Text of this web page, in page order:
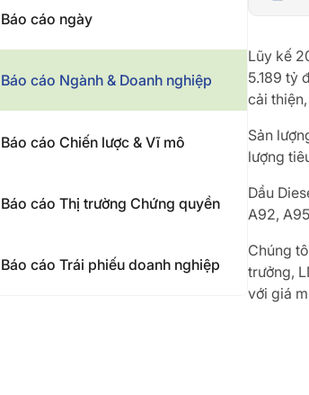
Báo cáo ngày
Báo cáo Ngành & Doanh nghiệp
Báo cáo Chiến lược & Vĩ mô
Báo cáo Thị trường Chứng quyền
Báo cáo Trái phiếu doanh nghiệp
Lũy kế
5.189 tỷ
cải
Sản
lượng
Dầu
A92,
Chúng
trưởng,
với giá